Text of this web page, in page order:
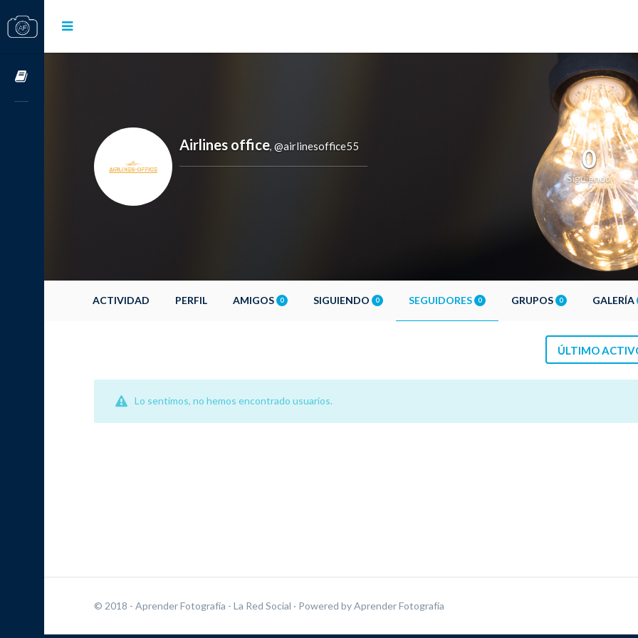
Airlines office, @airlinesoffice55 0
Siguiendo
ACTIVIDAD PERFIL AMIGOS 0 SIGUIENDO 0 SEGUIDORES 0 GRUPOS 0 GALERÍA
ÚLTIMO
Lo sentimos, no hemos encontrado usuarios.
© 2018 - Aprender Fotografía - La Red Social · Powered byAprender Fotografía